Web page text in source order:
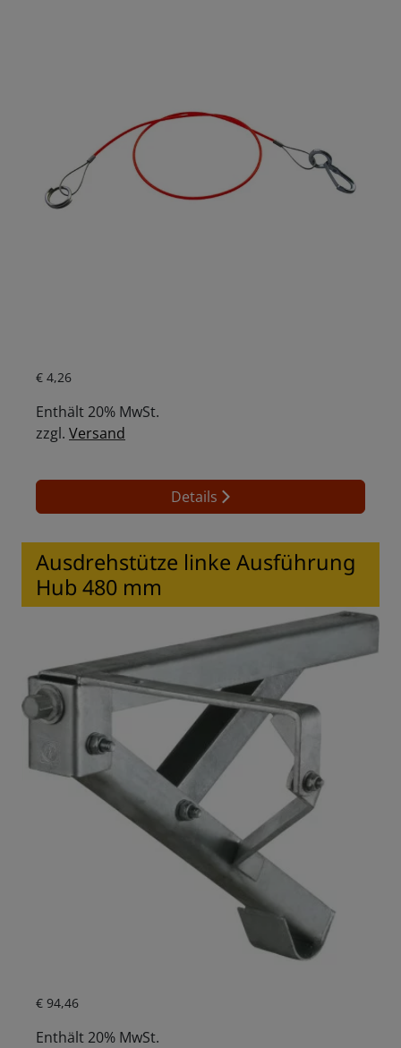
€ 4,26Aktueller Preis ist: € 4,26.
Enthält 20% MwSt.
zzgl. Versand
Details
Ausdrehstütze linke Ausführung
Hub 480 mm
€ 94,46Aktueller Preis ist: € 94,46.
Enthält 20% MwSt.